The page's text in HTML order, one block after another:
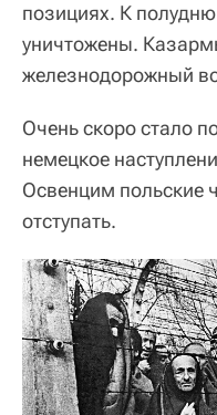
позициях. К
уничтожены.
железнодорожный
Очень скоро стало
немецкое
Освенцим польские
отступать.